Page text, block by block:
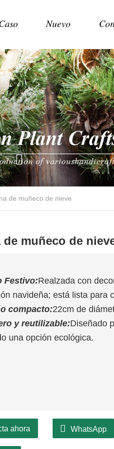
Nuevo
de muñeco de nieve
de muñeco de
Festivo:Realzada con
navideña; está lista para
compacto:22cm de
y reutilizable:Diseñado
una opción ecológica.
ahora WhatsApp